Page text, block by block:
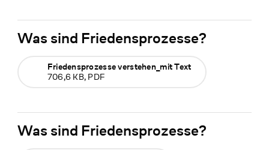
Was sind Friedensprozesse?
Friedensprozesse verstehen_mit Text
706,6 KB, PDF
Was sind Friedensprozesse?